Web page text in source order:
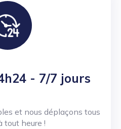
- 7/7 jours
et nous déplaçons tous
tout heure !